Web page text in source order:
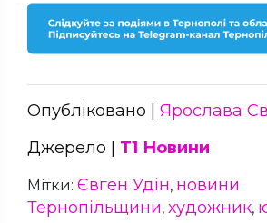
Опубліковано | Ярослава
Джерело | Т1 Новини
Мітки: Євген Удін, новини
Тернопільщини, художник,